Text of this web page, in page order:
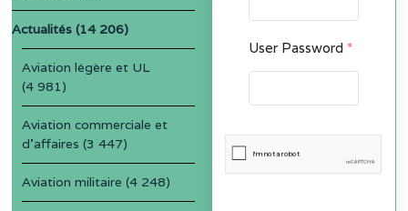
User Password *
Actualités (14 206)
Aviation légère et UL
(4 981)
Aviation commerciale et
d'affaires (3 447)
Aviation militaire (4 248)